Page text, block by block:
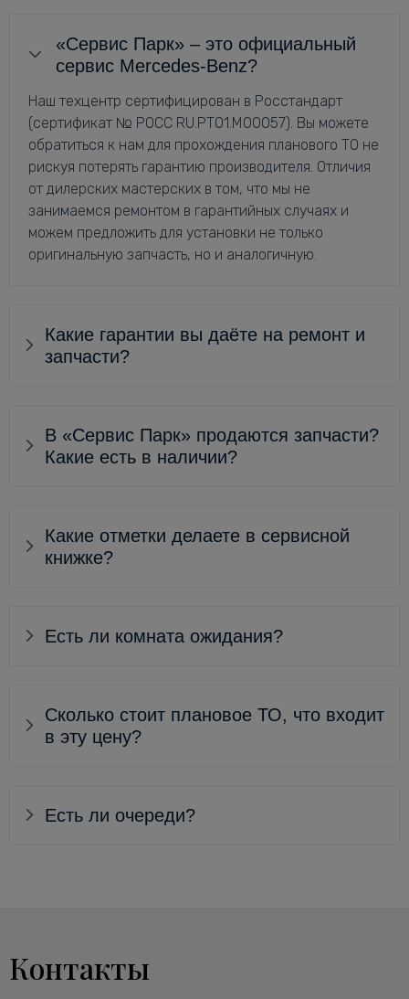
«Сервис Парк» – это официальный
сервис Mercedes-Benz?
Наш техцентр сертифицирован в Росстандарт
(сертификат № РОСС RU.РТ01.М00057). Вы можете
обратиться к нам для прохождения планового ТО не
рискуя потерять гарантию производителя. Отличия
от дилерских мастерских в том, что мы не
занимаемся ремонтом в гарантийных случаях и
можем предложить для установки не только
оригинальную запчасть, но и аналогичную.
Какие гарантии вы даёте на ремонт и
запчасти?
В «Сервис Парк» продаются запчасти?
Какие есть в наличии?
Какие отметки делаете в сервисной
книжке?
Есть ли комната ожидания?
Сколько стоит плановое ТО, что входит
в эту цену?
Есть ли очереди?
Контакты